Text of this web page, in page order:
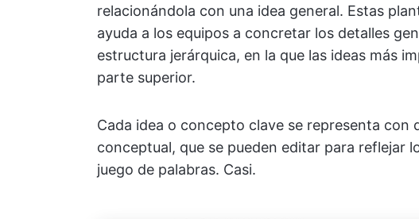
relacionándola con una idea general. Estas
ayuda a los equipos a concretar los detalles
estructura jerárquica, en la que las ideas más
parte superior.
Cada idea o concepto clave se representa con
conceptual, que se pueden editar para reflejar
juego de palabras. Casi.